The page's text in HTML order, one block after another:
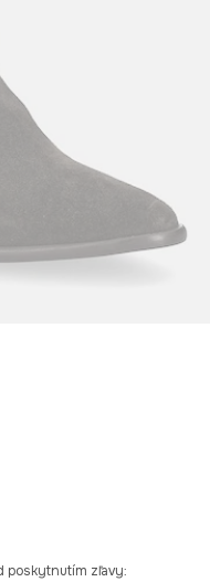
poskytnutím zľavy: